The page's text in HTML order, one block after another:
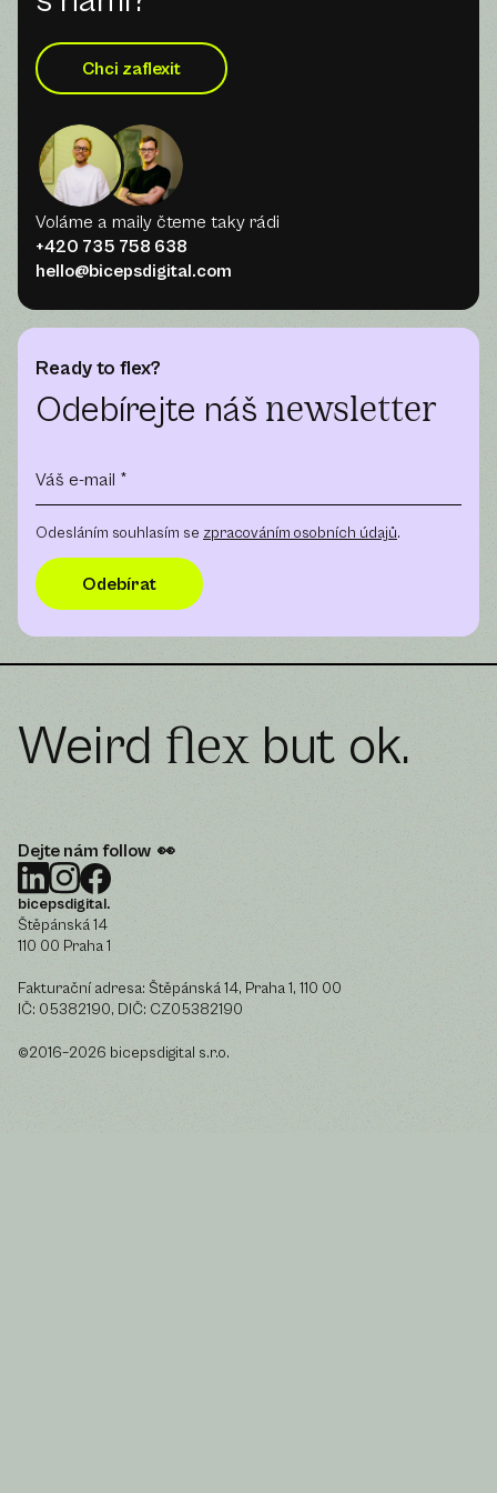
Chci zaflexit
Voláme a maily čteme taky rádi
+420 735 758 638
hello@bicepsdigital.com
Ready to flex?
Odebírejte náš newsletter
Odesláním souhlasím se zpracováním osobních údajů.
Weird flex but ok.
bicepsdigital.
Štěpánská 14
110 00 Praha 1
Fakturační adresa: Štěpánská 14, Praha 1, 110 00
IČ: 05382190, DIČ: CZ05382190
©2016–2026 bicepsdigital s.r.o.
Dejte nám follow 👀